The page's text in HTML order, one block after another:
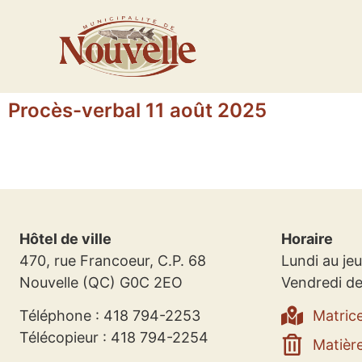
Procès-verbal 11 août 2025
Hôtel de ville
470, rue Francoeur, C.P. 68
Nouvelle (QC) G0C 2EO
Téléphone : 418 794-2253
Télécopieur : 418 794-2254
Horaire
Lundi au
Vendredi